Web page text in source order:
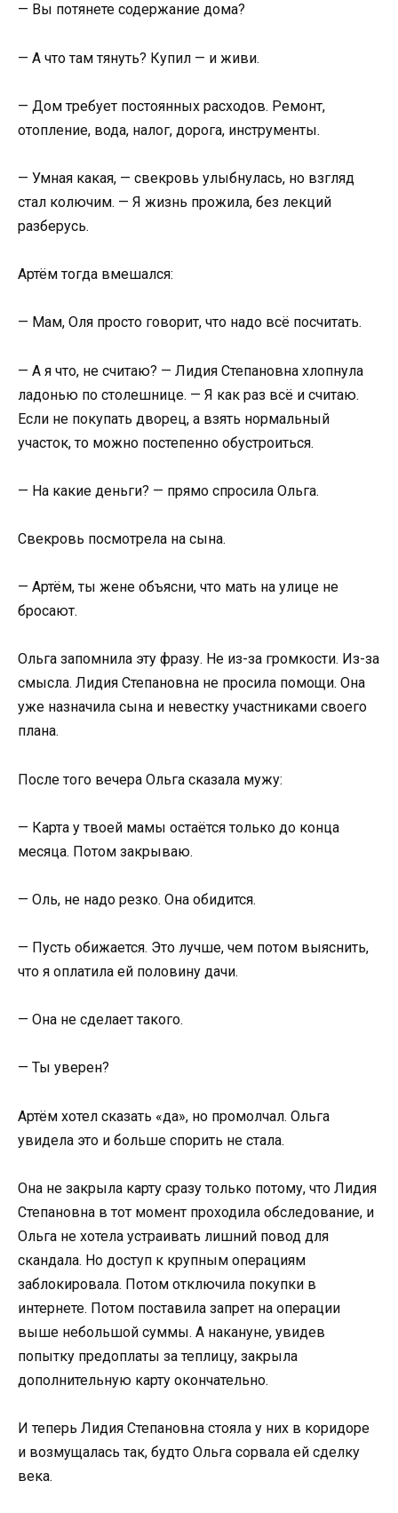
— Вы потянете содержание дома?
— А что там тянуть? Купил — и живи.
— Дом требует постоянных расходов. Ремонт,
отопление, вода, налог, дорога, инструменты.
— Умная какая, — свекровь улыбнулась, но взгляд
стал колючим. — Я жизнь прожила, без лекций
разберусь.
Артём тогда вмешался:
— Мам, Оля просто говорит, что надо всё посчитать.
— А я что, не считаю? — Лидия Степановна хлопнула
ладонью по столешнице. — Я как раз всё и считаю.
Если не покупать дворец, а взять нормальный
участок, то можно постепенно обустроиться.
— На какие деньги? — прямо спросила Ольга.
Свекровь посмотрела на сына.
— Артём, ты жене объясни, что мать на улице не
бросают.
Ольга запомнила эту фразу. Не из-за громкости. Из-за
смысла. Лидия Степановна не просила помощи. Она
уже назначила сына и невестку участниками своего
плана.
После того вечера Ольга сказала мужу:
— Карта у твоей мамы остаётся только до конца
месяца. Потом закрываю.
— Оль, не надо резко. Она обидится.
— Пусть обижается. Это лучше, чем потом выяснить,
что я оплатила ей половину дачи.
— Она не сделает такого.
— Ты уверен?
Артём хотел сказать «да», но промолчал. Ольга
увидела это и больше спорить не стала.
Она не закрыла карту сразу только потому, что Лидия
Степановна в тот момент проходила обследование, и
Ольга не хотела устраивать лишний повод для
скандала. Но доступ к крупным операциям
заблокировала. Потом отключила покупки в
интернете. Потом поставила запрет на операции
выше небольшой суммы. А накануне, увидев
попытку предоплаты за теплицу, закрыла
дополнительную карту окончательно.
И теперь Лидия Степановна стояла у них в коридоре
и возмущалась так, будто Ольга сорвала ей сделку
века.